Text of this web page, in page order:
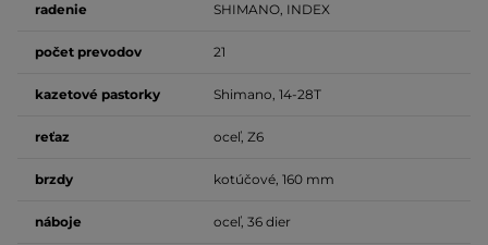
radenie SHIMANO, INDEX
počet prevodov 21
kazetové pastorky Shimano, 14-28T
reťaz oceľ, Z6
brzdy kotúčové, 160 mm
náboje oceľ, 36 dier